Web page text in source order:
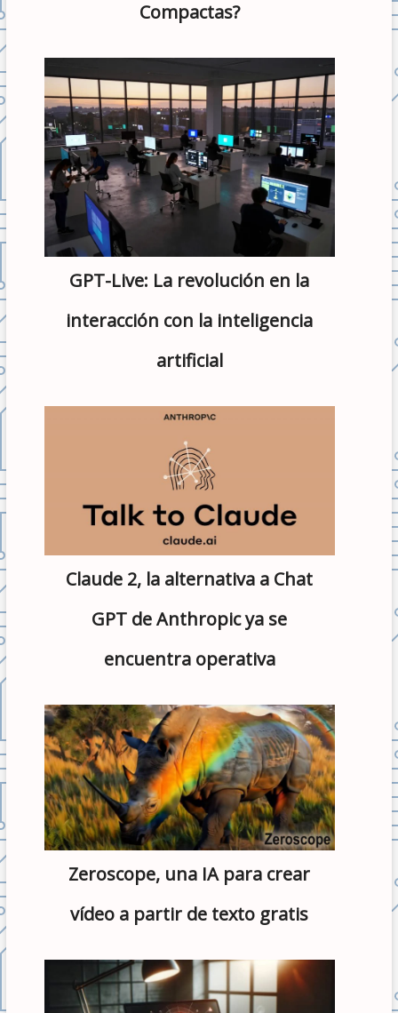
Compactas?
GPT-Live: La revolución en la
interacción con la inteligencia
artificial
Claude 2, la alternativa a Chat
GPT de Anthropic ya se
encuentra operativa
Zeroscope, una IA para crear
vídeo a partir de texto gratis